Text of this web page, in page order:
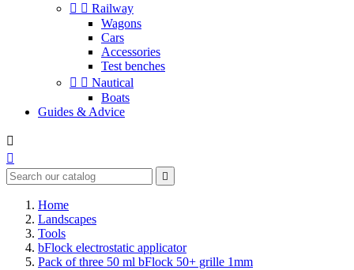
  Railway
Wagons
Cars
Accessories
Test benches
  Nautical
Boats
Guides & Advice



Home
Landscapes
Tools
bFlock electrostatic applicator
Pack of three 50 ml bFlock 50+ grille 1mm